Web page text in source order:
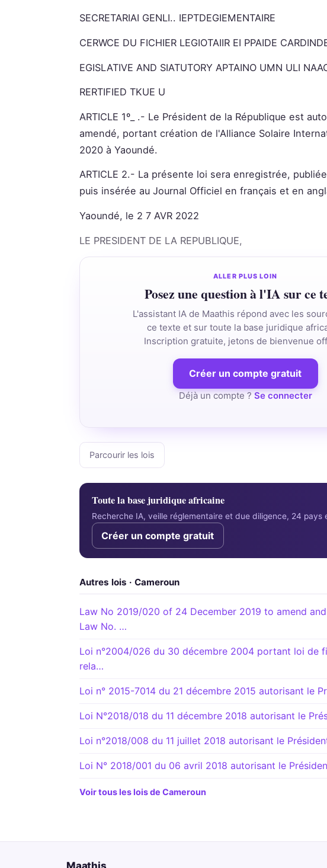
SECRETARIAI GENLI.. IEPTDEGIEMENTAIRE
CERWCE DU FICHIER LEGIOTAIIR EI PPAIDE
EGISLATIVE AND SIATUTORY APTAINO UMN ULI
RERTIFIED TKUE U
ARTICLE 1º_ .- Le Président de la République est
amendé, portant création de l'Alliance Solaire
2020 à Yaoundé.
ARTICLE 2.- La présente loi sera enregistrée,
puis insérée au Journal Officiel en français et en
Yaoundé, le 2 7 AVR 2022
LE PRESIDENT DE LA REPUBLIQUE,
ALLER PLUS LOIN
Posez une question à l'IA sur ce
L'assistant IA de Maathis répond avec les
ce texte et sur toute la base juridique
Inscription gratuite, jetons de bienvenue
Créer un compte gratuit
Déjà un compte ?Se connecter
Parcourir les lois
Toute la base juridique africaine
Recherche IA, veille réglementaire et due diligence, 24 pays
Créer un compte gratuit
Autres lois · Cameroun
Law No 2019/020 of 24 December 2019 to amend
Law No. …
Loi n°2004/026 du 30 décembre 2004 portant loi de
rela…
Loi n° 2015-7014 du 21 décembre 2015 autorisant le
Loi N°2018/018 du 11 décembre 2018 autorisant le
Loi n°2018/008 du 11 juillet 2018 autorisant le
Loi N° 2018/001 du 06 avril 2018 autorisant le
Voir tous les lois de Cameroun